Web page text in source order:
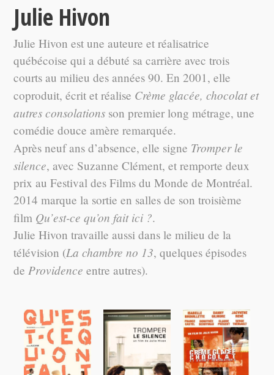
Julie Hivon
Julie Hivon est une auteure et réalisatrice
québécoise qui a débuté sa carrière avec trois
courts au milieu des années 90. En 2001, elle
coproduit, écrit et réalise Crème glacée, chocolat et
autres consolations son premier long métrage, une
comédie douce amère remarquée.
Après neuf ans d’absence, elle signe Tromper le
silence, avec Suzanne Clément, et remporte deux
prix au Festival des Films du Monde de Montréal.
2014 marque la sortie en salles de son troisième
film Qu’est-ce qu’on fait ici ?.
Julie Hivon travaille aussi dans le milieu de la
télévision (La chambre no 13, quelques épisodes
deProvidence entre autres).